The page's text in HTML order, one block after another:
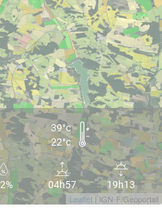
Leaflet | IGN-F/Geoportail
39°c
22°c
04h57 19h13